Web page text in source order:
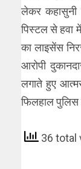
लेकर कहासुनी
पिस्टल से हवा
का लाइसेंस
आरोपी
लगाते हुए
फिलहाल पुलिस
36 total